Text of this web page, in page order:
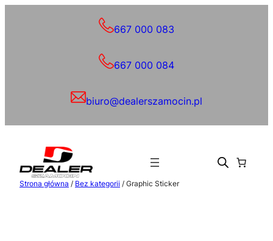
667 000 083
667 000 084
biuro@dealerszamocin.pl
Strona główna / Bez kategorii / Graphic Sticker